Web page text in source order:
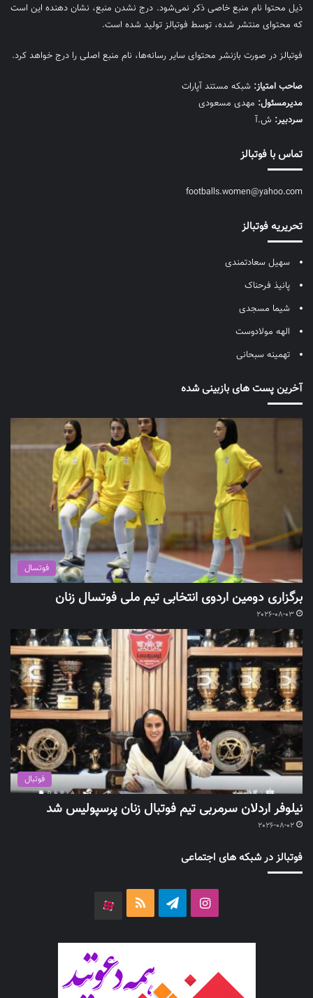
ذیل محتوا نام منبع خاصی ذکر نمی‌‎شود. درج نشدن منبع، نشان دهنده این است
که محتوای منتشر شده، توسط فوتبالز تولید شده است.
فوتبالز در صورت بازنشر محتوای سایر رسانه‌ها، نام منبع اصلی را درج خواهد کرد.
صاحب امتیاز: شبکه مستند آپارات
مديرمسئول: مهدی مسعودی
سردبیر: ش.آ
تماس با فوتبالز
footballs.women@yahoo.com
تحریریه فوتبالز
سهیل سعادتمندی
پانیذ فرحناک
شیما مسجدی
الهه مولادوست
تهمینه سبحانی
آخرین پست های بازبینی شده
فوتسال
برگزاری دومین اردوی انتخابی تیم ملی فوتسال زنان
2026-08-03
فوتبال
نیلوفر اردلان سرمربی تیم فوتبال زنان پرسپولیس شد
2026-08-02
فوتبالز در شبکه های اجتماعی
اینستاگرامتلگرام خوراک